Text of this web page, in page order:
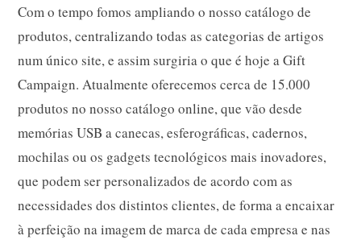
Com o tempo fomos ampliando o nosso catálogo de
produtos, centralizando todas as categorias de artigos
num único site, e assim surgiria o que é hoje a Gift
Campaign. Atualmente oferecemos cerca de 15.000
produtos no nosso catálogo online, que vão desde
memórias USB a canecas, esferográficas, cadernos,
mochilas ou os gadgets tecnológicos mais inovadores,
que podem ser personalizados de acordo com as
necessidades dos distintos clientes, de forma a encaixar
à perfeição na imagem de marca de cada empresa e nas